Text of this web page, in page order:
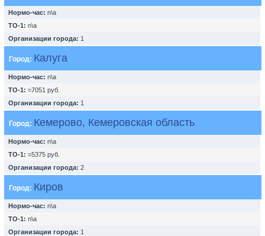
Нормо-час: n\a
ТО-1: n\a
Организации города: 1
Город: Калуга
Нормо-час: n\a
ТО-1: ≈7051 руб.
Организации города: 1
Город: Кемерово, Кемеровская область
Нормо-час: n\a
ТО-1: ≈5375 руб.
Организации города: 2
Город: Киров
Нормо-час: n\a
ТО-1: n\a
Организации города: 1